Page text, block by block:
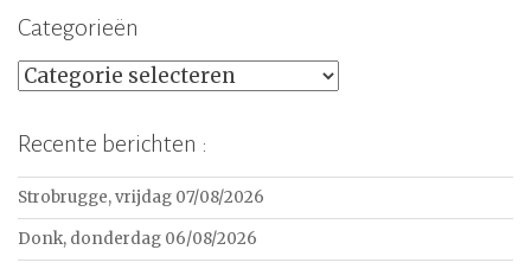
Categorieën
Categorieën
Recente berichten :
Strobrugge, vrijdag 07/08/2026
Donk, donderdag 06/08/2026